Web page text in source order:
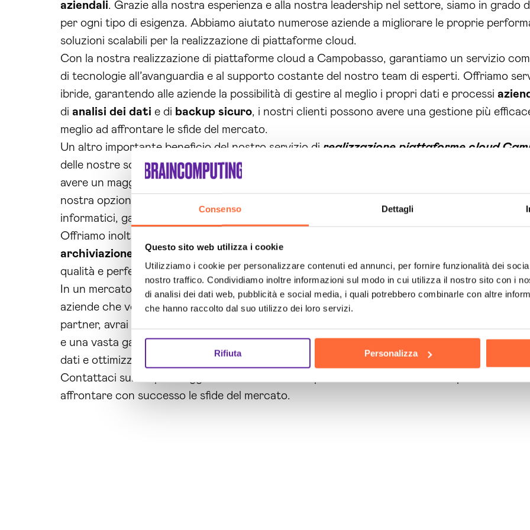
Consenso Dettagli
Questo sito web utilizza i cookie
Utilizziamo i cookie per personalizzare contenuti ed annunci, per fornire funzionalità dei
nostro traffico. Condividiamo inoltre informazioni sul modo in cui utilizza il nostro sito con i
di analisi dei dati web, pubblicità e social media, i quali potrebbero combinarle con altre
che hanno raccolto dal suo utilizzo dei loro servizi.
Rifiuta Personalizza
aziendali. Grazie alla nostra esperienza e alla nostra leadership nel settore, siamo in grado
per ogni tipo di esigenza. Abbiamo aiutato numerose aziende a migliorare le proprie
soluzioni scalabili per la realizzazione di piattaforme cloud.
Con la nostra realizzazione di piattaforme cloud a Campobasso, garantiamo un servizio
di tecnologie all’avanguardia e al supporto costante del nostro team di esperti. Offriamo
ibride, garantendo alle aziende la possibilità di gestire al meglio i propri dati e processi
di analisi dei dati e di backup sicuro, i nostri clienti possono avere una gestione più
meglio ad affrontare le sfide del mercato.
Un altro importante beneficio del nostro servizio di realizzazione piattaforme cloud
delle nostre soluzioni. Grazie alla possibilità di integrazione con diverse tecnologie come
avere un maggior controllo sui propri dati e processi, con la possibilità di adattarsi alle
nostra opzione di
informatici, garantendo continuità e affidabilità dell’attività aziendale.
Offriamo inoltre un servizio altamente personalizzato e su misura per ogni cliente, con la
archiviazione
backupe gestione dei dati. Con la nostra vasta gamma di soluzioni e
qualità e perfettamente adatto alle esigenze di ogni azienda.
In un mercato sempre più competitivo e in continua evoluzione, la realizzazione di
aziende che vogliono mantenersi al passo con i cambiamenti e garantire una gestione
partner, avrai a disposizione una solida esperienza nel settore del marketing e della
e una vasta gamma di soluzioni per la realizzazione di piattaforme cloud. Non perdere
dati e ottimizzare le tue operazioniaziendali
Contattaci subito per maggiori informazioni e scopri come le nostre soluzioni possono
affrontare con successo le sfide del mercato.